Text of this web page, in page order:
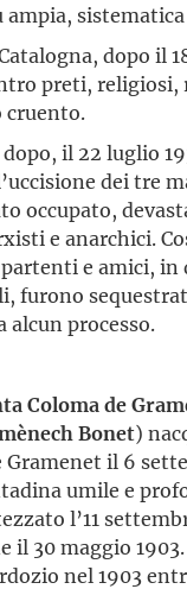
ampia,
dopo il
preti, religiosi,
cruento.
il 22 luglio
dei tre
occupato,
e anarchici.
e amici, in
furono
alcun processo.
Coloma de
Bonet)
Gramenet il 6
umile e
l’11
il 30 maggio
nel 1903